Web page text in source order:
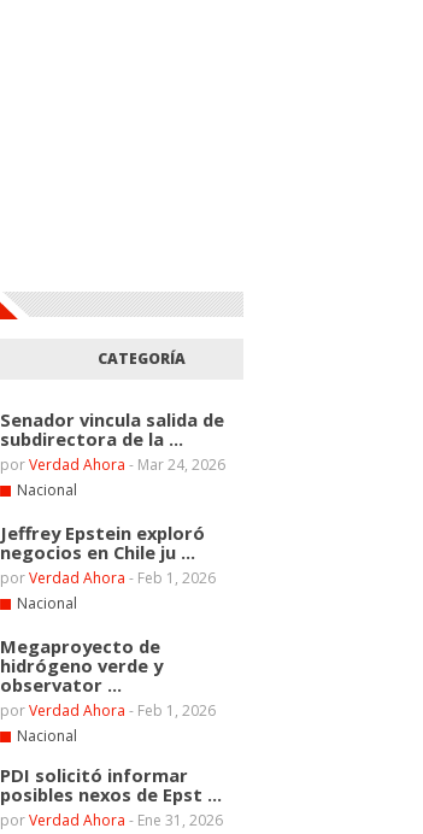
CATEGORÍA
Senador vincula salida de
subdirectora de la ...
porVerdad Ahora - Mar 24, 2026
Nacional
Jeffrey Epstein exploró
negocios en Chile ju ...
porVerdad Ahora - Feb 1, 2026
Nacional
Megaproyecto de
hidrógeno verde y
observator ...
porVerdad Ahora - Feb 1, 2026
Nacional
PDI solicitó informar
posibles nexos de Epst ...
porVerdad Ahora - Ene 31, 2026